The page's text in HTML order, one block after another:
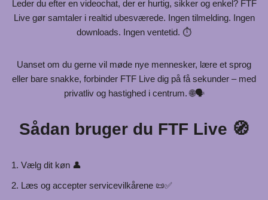
Leder du efter en videochat, der er hurtig, sikker og enkel? FTF
Live gør samtaler i realtid ubesværede. Ingen tilmelding. Ingen
downloads. Ingen ventetid. ⏱️
Uanset om du gerne vil møde nye mennesker, lære et sprog
eller bare snakke, forbinder FTF Live dig på få sekunder – med
privatliv og hastighed i centrum. 🌐🗣️
Sådan bruger du FTF Live 🧭
Vælg dit køn 👤
Læs og accepter servicevilkårene 📜✅